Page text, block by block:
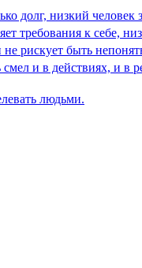
долг, низкий человек
требования к себе,
не рискует быть
смел и в действиях, и в
людьми.